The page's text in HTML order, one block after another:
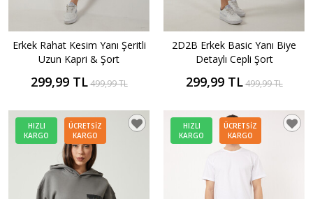
Erkek Rahat Kesim Yanı Şeritli
Uzun Kapri & Şort
299,99 TL499,99 TL
2D2B Erkek Basic Yanı Biye
Detaylı Cepli Şort
299,99 TL499,99 TL
HIZLI
KARGO
ÜCRETSIZ
KARGO
HIZLI
KARGO
ÜCRETSIZ
KARGO